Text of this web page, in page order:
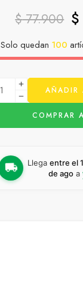
$77.900 $
Solo quedan 100
AÑADIR
COMPRAR
Llegaentre el
de ago a